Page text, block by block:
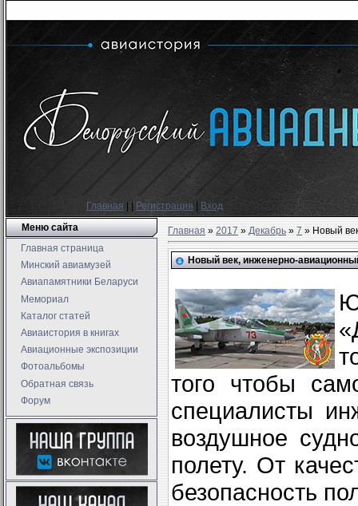
Главная Регистрация
Вход
Меню сайта
Главная страница
Минский авиамузей
Авиапамятники Беларуси
Мемориал
Каталог статей
Авиаистория в книгах
Авиационные экспозиции
Фотоальбомы
Обратная связь
Форум
Главная»2017 » Декабрь » 7» Новый
Новый век, инженерно-
того чтобы
специалисты
воздушное
полету. От
безопасность